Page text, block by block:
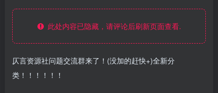
此处内容已隐藏，请评论后刷新页面查看.
仄言资源社问题交流群来了！(没加的赶快+)全新分
类！！！！！！